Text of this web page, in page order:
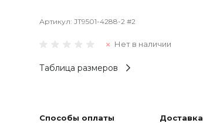
Артикул: JT9501-4288-2 #2
Нет в наличии
Таблица размеров
Способы оплаты Доставка